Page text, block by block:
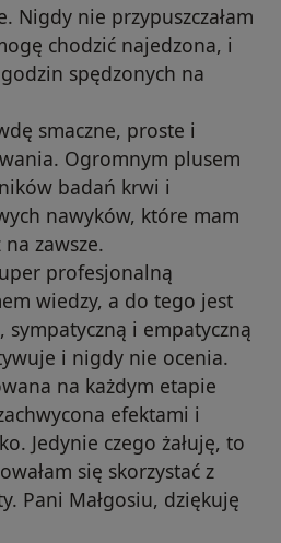
Nigdy nie przypuszczałam
chodzić najedzona, i
spędzonych na
smaczne, proste i
Ogromnym plusem
badań krwi i
nawyków, które mam
zawsze.
profesjonalną
wiedzy, a do tego jest
sympatyczną i empatyczną
i nigdy nie ocenia.
na każdym etapie
efektami i
Jedynie czego żałuję, to
się skorzystać z
Pani Małgosiu, dziękuję